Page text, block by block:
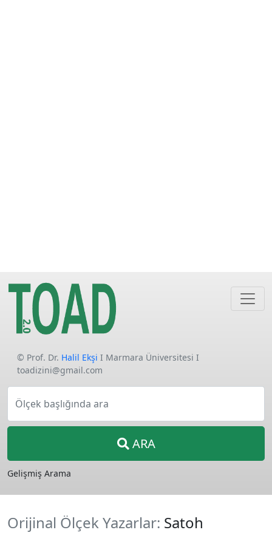
© Prof. Dr. Halil Ekşi I Marmara Üniversitesi I
toadizini@gmail.com
Ölçek başlığında ara
ARA
Gelişmiş Arama
Orijinal Ölçek Yazarlar: Satoh